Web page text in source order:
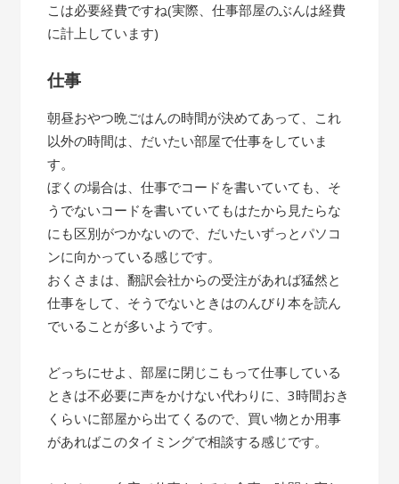
こは必要経費ですね(実際、仕事部屋のぶんは経費
に計上しています)
仕事
朝昼おやつ晩ごはんの時間が決めてあって、これ
以外の時間は、だいたい部屋で仕事をしていま
す。
ぼくの場合は、仕事でコードを書いていても、そ
うでないコードを書いていてもはたから見たらな
にも区別がつかないので、だいたいずっとパソコ
ンに向かっている感じです。
おくさまは、翻訳会社からの受注があれば猛然と
仕事をして、そうでないときはのんびり本を読ん
でいることが多いようです。
どっちにせよ、部屋に閉じこもって仕事している
ときは不必要に声をかけない代わりに、3時間おき
くらいに部屋から出てくるので、買い物とか用事
があればこのタイミングで相談する感じです。